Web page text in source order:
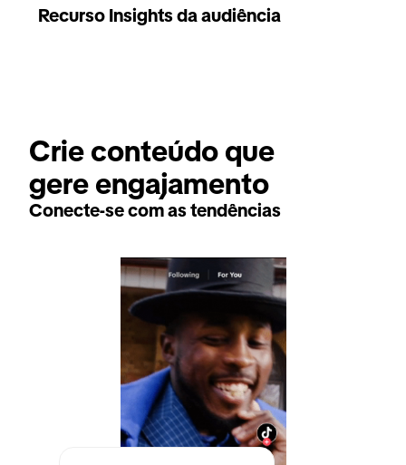
Recurso Insights da audiência
Crie conteúdo que
gere engajamento
Conecte-se com as tendências